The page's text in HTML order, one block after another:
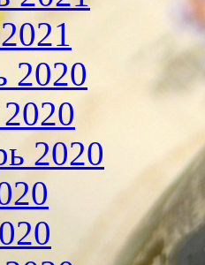
2020
2020